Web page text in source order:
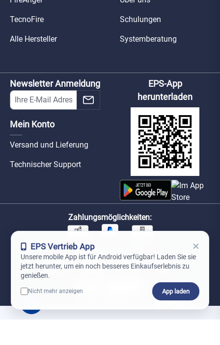
TecnoFire
Alle Hersteller
Schulungen
Systemberatung
Newsletter Anmeldung
Mein Konto
Versand und Lieferung
Technischer Support
EPS-App
herunterladen
Zahlungsmöglichkeiten:
Unsere Versandpartner:
EPS Vertrieb App ×
Unsere mobile App ist für Android verfügbar! Laden Sie sie
jetzt herunter, um ein noch besseres Einkaufserlebnis zu
genießen.
Nicht mehr anzeigen App laden